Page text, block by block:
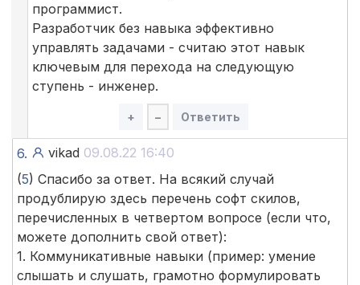
программист.
Разработчик без навыка эффективно
управлять задачами - считаю этот навык
ключевым для перехода на следующую
ступень - инженер.
+ – Ответить
6. vikad 09.08.22 16:40
(5) Спасибо за ответ. На всякий случай
продублирую здесь перечень софт скилов,
перечисленных в четвертом вопросе (если что,
можете дополнить свой ответ):
1. Коммуникативные навыки (пример: умение
слышать и слушать, грамотно формулировать